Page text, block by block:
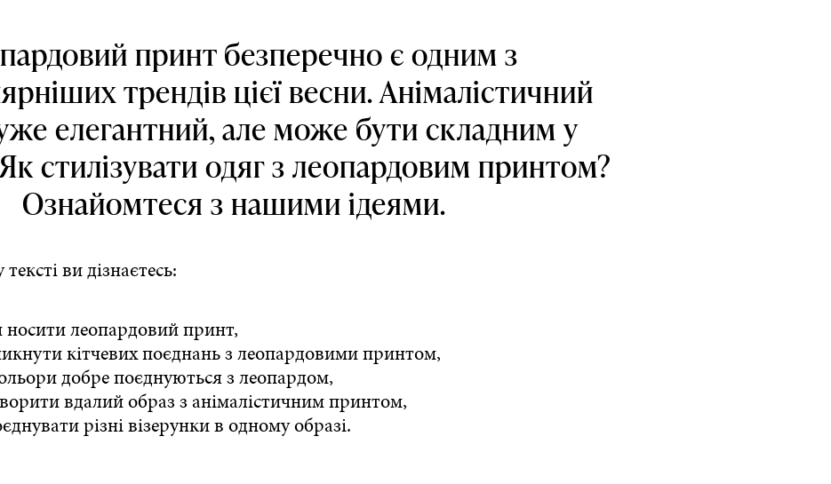
принт безперечно є одним з
трендів цієї весни. Анімалістичний
елегантний, але може бути складним у
Як стилізувати одяг з леопардовим принтом?
Ознайомтеся з нашими ідеями.
ви дізнаєтесь:
носити леопардовий принт,
кітчевих поєднань з леопардовими принтом,
добре поєднуються з леопардом,
вдалий образ з анімалістичним принтом,
різні візерунки в одному образі.